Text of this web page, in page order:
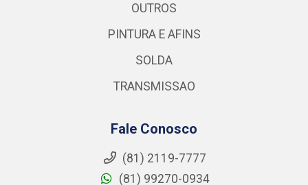
OUTROS
PINTURA E AFINS
SOLDA
TRANSMISSAO
Fale Conosco
(81) 2119-7777
(81) 99270-0934